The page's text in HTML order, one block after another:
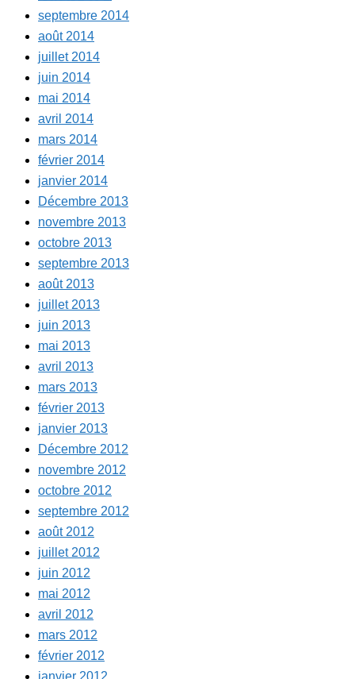
septembre 2014
août 2014
juillet 2014
juin 2014
mai 2014
avril 2014
mars 2014
février 2014
janvier 2014
Décembre 2013
novembre 2013
octobre 2013
septembre 2013
août 2013
juillet 2013
juin 2013
mai 2013
avril 2013
mars 2013
février 2013
janvier 2013
Décembre 2012
novembre 2012
octobre 2012
septembre 2012
août 2012
juillet 2012
juin 2012
mai 2012
avril 2012
mars 2012
février 2012